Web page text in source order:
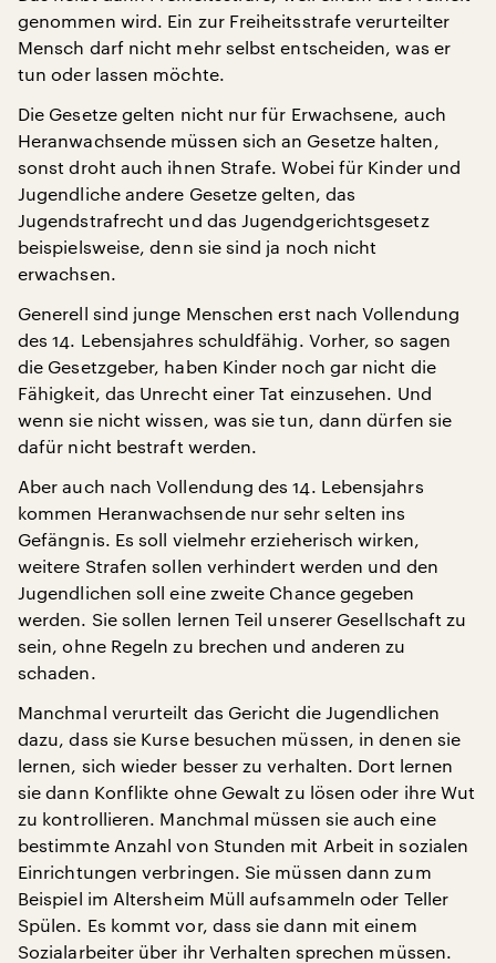
genommen wird. Ein zur Freiheitsstrafe verurteilter
Mensch darf nicht mehr selbst entscheiden, was er
tun oder lassen möchte.
Die Gesetze gelten nicht nur für Erwachsene, auch
Heranwachsende müssen sich an Gesetze halten,
sonst droht auch ihnen Strafe. Wobei für Kinder und
Jugendliche andere Gesetze gelten, das
Jugendstrafrecht und das Jugendgerichtsgesetz
beispielsweise, denn sie sind ja noch nicht
erwachsen.
Generell sind junge Menschen erst nach Vollendung
des 14. Lebensjahres schuldfähig. Vorher, so sagen
die Gesetzgeber, haben Kinder noch gar nicht die
Fähigkeit, das Unrecht einer Tat einzusehen. Und
wenn sie nicht wissen, was sie tun, dann dürfen sie
dafür nicht bestraft werden.
Aber auch nach Vollendung des 14. Lebensjahrs
kommen Heranwachsende nur sehr selten ins
Gefängnis. Es soll vielmehr erzieherisch wirken,
weitere Strafen sollen verhindert werden und den
Jugendlichen soll eine zweite Chance gegeben
werden. Sie sollen lernen Teil unserer Gesellschaft zu
sein, ohne Regeln zu brechen und anderen zu
schaden.
Manchmal verurteilt das Gericht die Jugendlichen
dazu, dass sie Kurse besuchen müssen, in denen sie
lernen, sich wieder besser zu verhalten. Dort lernen
sie dann Konflikte ohne Gewalt zu lösen oder ihre Wut
zu kontrollieren. Manchmal müssen sie auch eine
bestimmte Anzahl von Stunden mit Arbeit in sozialen
Einrichtungen verbringen. Sie müssen dann zum
Beispiel im Altersheim Müll aufsammeln oder Teller
Spülen. Es kommt vor, dass sie dann mit einem
Sozialarbeiter über ihr Verhalten sprechen müssen.